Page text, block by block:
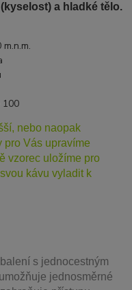
a hladké tělo.
100
nebo naopak
pro Vás upravíme
vzorec uložíme pro
kávu vyladit k
s jednocestným
umožňuje jednosměrné